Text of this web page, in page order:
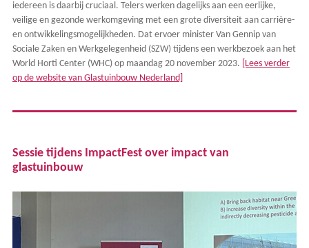
iedereen is daarbij cruciaal. Telers werken dagelijks aan een eerlijke,
veilige en gezonde werkomgeving met een grote diversiteit aan carrière-
en ontwikkelingsmogelijkheden. Dat ervoer minister Van Gennip van
Sociale Zaken en Werkgelegenheid (SZW) tijdens een werkbezoek aan het
World Horti Center (WHC) op maandag 20 november 2023. [Lees verder
op de website van Glastuinbouw Nederland]
Sessie tijdens ImpactFest over impact van
glastuinbouw